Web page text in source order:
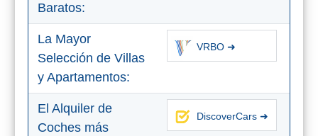
Baratos:
La Mayor
Selección de Villas
y Apartamentos:
VRBO ➜
El Alquiler de
Coches más
DiscoverCars ➜